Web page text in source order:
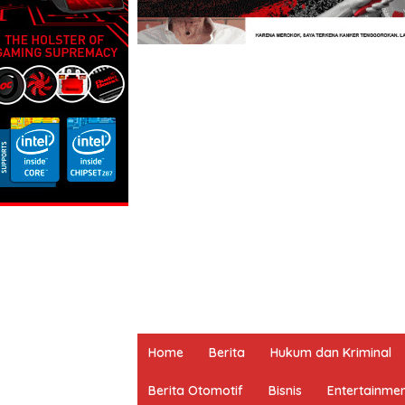
Home Berita Hukum dan Kriminal
Berita Otomotif Bisnis